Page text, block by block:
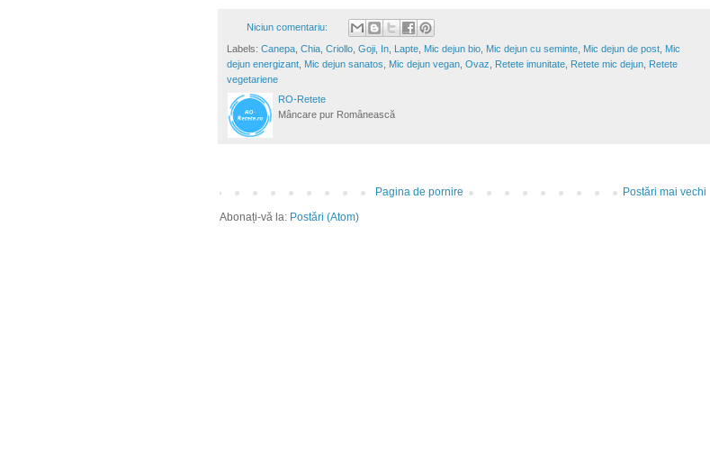
Niciun comentariu:
Labels: Canepa Chia Criollo Goji In Lapte Mic dejun bio Mic dejun cu seminte Mic dejun de post Mic
dejun energizant Mic dejun sanatos Mic dejun vegan Ovaz Retete imunitate Retete mic dejun Retete
vegetariene
RO-Retete
Mâncare pur Românească
Postări mai vechi
Pagina de pornire
Abonați-vă la: Postări (Atom)